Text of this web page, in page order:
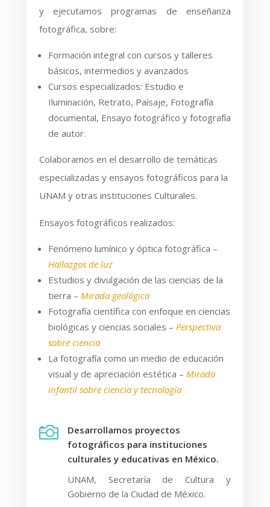
y ejecutamos programas de enseñanza
fotográfica, sobre:
Formación integral con cursos y talleres
básicos, intermedios y avanzados
Cursos especializados: Estudio e
Iluminación, Retrato, Paísaje, Fotografía
documental, Ensayo fotográfico y fotografía
de autor.
Colaboramos en el desarrollo de temáticas
especializadas y ensayos fotográficos para la
UNAM y otras instituciones Culturales.
Ensayos fotográficos realizados:
Fenómeno lumínico y óptica fotográfica –
Hallazgos de luz
Estudios y divulgación de las ciencias de la
tierra – Mirada geológica
Fotografía científica con enfoque en ciencias
biológicas y ciencias sociales – Perspectiva
sobre ciencia
La fotografía como un medio de educación
visual y de apreciación estética – Mirada
infantil sobre ciencia y tecnología

Desarrollamos proyectos
fotográficos para instituciones
culturales y educativas en México.
UNAM, Secretaría de Cultura y
Gobierno de la Ciudad de México.